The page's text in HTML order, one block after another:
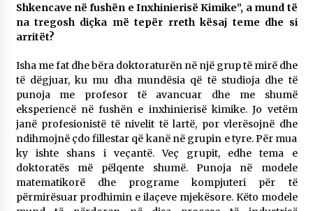
Shkencave në fushën e Inxhinierisë Kimike”, a mund të
na tregosh diçka më tepër rreth kësaj teme dhe si
arritët?
Isha me fat dhe bëra doktoraturën në një grup të mirë dhe
të dëgjuar, ku mu dha mundësia që të studioja dhe të
punoja me profesor të avancuar dhe me shumë
eksperiencë në fushën e inxhinierisë kimike. Jo vetëm
janë profesionistë të nivelit të lartë, por vlerësojnë dhe
ndihmojnë çdo fillestar që kanë në grupin e tyre. Për mua
ky ishte shans i veçantë. Veç grupit, edhe tema e
doktoratës më pëlqente shumë. Punoja në modele
matematikorë dhe programe kompjuteri për të
përmirësuar prodhimin e ilaçeve mjekësore. Këto modele